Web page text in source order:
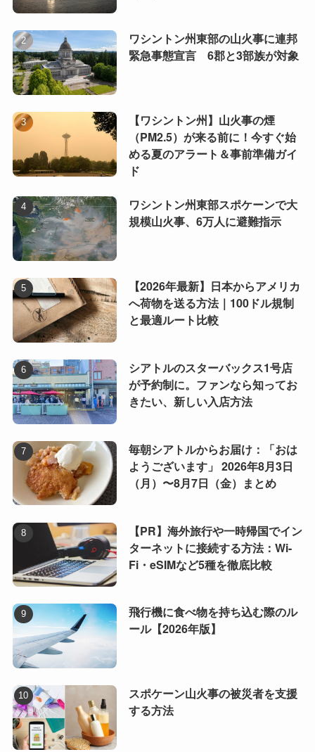
ワシントン州東部の山火事に連邦
緊急事態宣言 6郡と3部族が対象
【ワシントン州】山火事の煙
（PM2.5）が来る前に！今すぐ始
める夏のアラート＆事前準備ガイ
ド
ワシントン州東部スポケーンで大
規模山火事、6万人に避難指示
【2026年最新】日本からアメリカ
へ荷物を送る方法｜100ドル規制
と最適ルート比較
シアトルのスターバックス1号店
が予約制に。ファンなら知ってお
きたい、新しい入店方法
毎朝シアトルからお届け：「おは
ようございます」 2026年8月3日
（月）〜8月7日（金）まとめ
【PR】海外旅行や一時帰国でイン
ターネットに接続する方法：Wi-
Fi・eSIMなど5種を徹底比較
飛行機に食べ物を持ち込む際のル
ール【2026年版】
スポケーン山火事の被災者を支援
する方法